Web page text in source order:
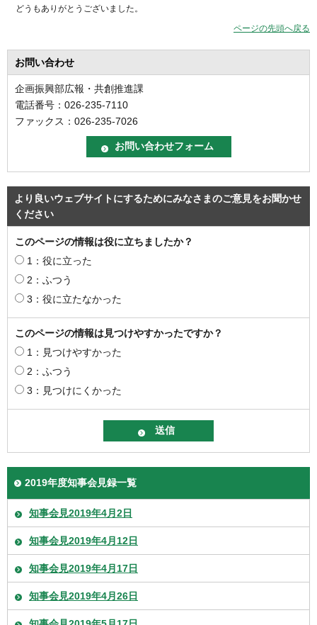
どうもありがとうございました。
ページの先頭へ戻る
お問い合わせ
企画振興部広報・共創推進課
電話番号：026-235-7110
ファックス：026-235-7026
より良いウェブサイトにするためにみなさまのご意見をお聞かせ
ください
このページの情報は役に立ちましたか？
1：役に立った
2：ふつう
3：役に立たなかった
このページの情報は見つけやすかったですか？
1：見つけやすかった
2：ふつう
3：見つけにくかった
2019年度知事会見録一覧
知事会見2019年4月2日
知事会見2019年4月12日
知事会見2019年4月17日
知事会見2019年4月26日